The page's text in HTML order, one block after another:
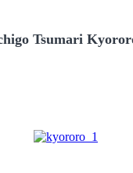
Tsumari